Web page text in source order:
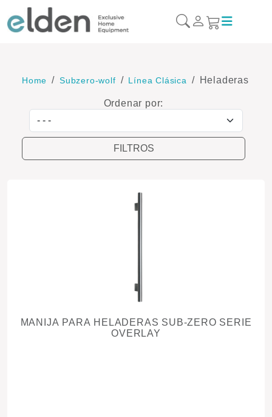
Home Subzero-wolf Línea Clásica Heladeras
Ordenar por:
Ordenar por
FILTROS
MANIJA PARA HELADERAS SUB-ZERO SERIE
OVERLAY